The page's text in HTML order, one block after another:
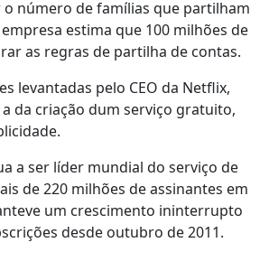
o número de famílias que partilham
estima que 100 milhões de
as regras de partilha de contas.
levantadas pelo CEO da Netflix,
da criação dum serviço gratuito,
a ser líder mundial do serviço de
de 220 milhões de assinantes em
um crescimento ininterrupto
desde outubro de 2011.